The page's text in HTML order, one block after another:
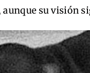
su visión